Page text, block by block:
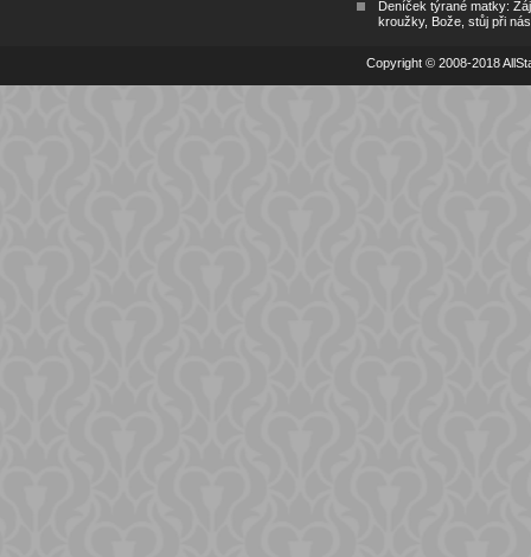
Deníček týrané matky:
kroužky, Bože, stůj při nás
Copyright © 2008-2018